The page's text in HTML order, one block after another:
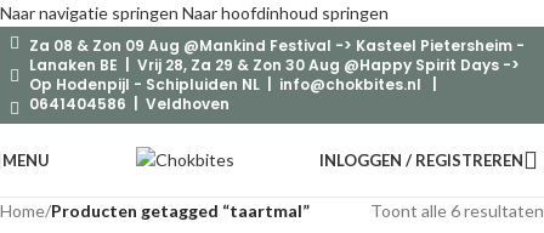
Naar navigatie springen Naar hoofdinhoud springen
Za 08 & Zon 09 Aug @Mankind Festival -> Kasteel Pietersheim -
Lanaken BE | Vrij 28, Za 29 & Zon 30 Aug @Happy Spirit Days ->
Op Hodenpijl - Schipluiden NL | info@chokbites.nl
0641404586 | Veldhoven
MENU INLOGGEN / REGISTREREN
Home/Producten getagged “taartmal” Toont alle 6 resultaten